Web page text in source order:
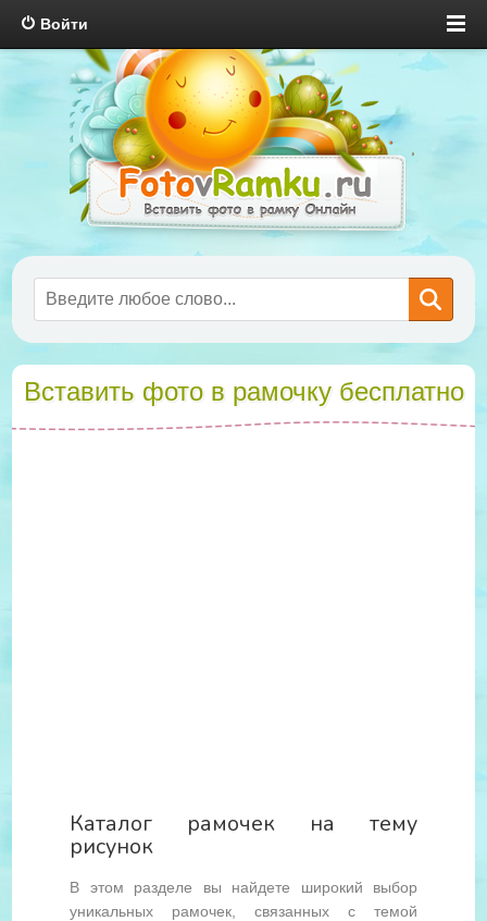
Войти
Вставить фото в рамочку бесплатно
Каталог рамочек на тему
рисунок
В этом разделе вы найдете широкий выбор
уникальных рамочек, связанных с темой